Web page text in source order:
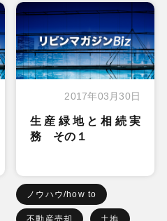
2017年03月30日
生産緑地と相続実
務 その１
ノウハウ/how to